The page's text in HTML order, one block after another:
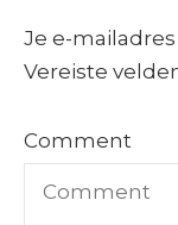
Je e-
Vereiste
Comment